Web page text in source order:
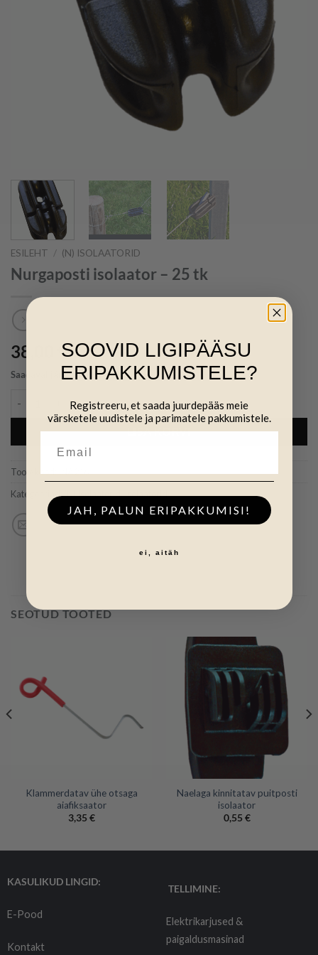
ESILEHT / (N) ISOLAATORID
Nurgaposti isolaator – 25 tk
38,00 €
Saadaval järeltellimisel
LISA KORVI
Tootekood:INA216
Kategooriad:(N) Isolaatorid,Isolaatorid
SEOTUD TOOTED
Klammerdatav ühe otsaga
aiafiksaator
3,35 €
Naelaga kinnitatav puitposti
isolaator
0,55 €
KASULIKUD LINGID:
E-Pood
Kontakt
TELLIMINE:
Elektrikarjused &
paigaldusmasinad
SOOVID LIGIPÄÄSU
ERIPAKKUMISTELE?
Registreeru, et saada juurdepääs meie
värsketele uudistele ja parimatele pakkumistele.
JAH, PALUN ERIPAKKUMISI!
ei, aitäh